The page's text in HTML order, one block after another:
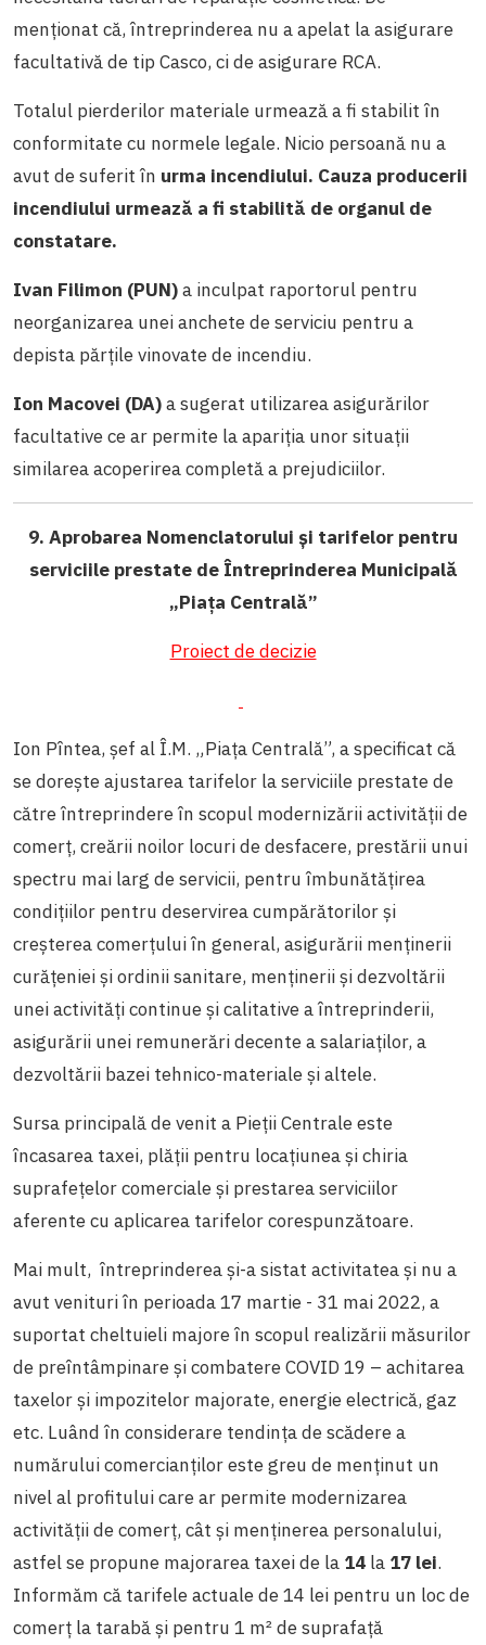
menționat că, întreprinderea nu a apelat la asigurare
facultativă de tip Casco, ci de asigurare RCA.
Totalul pierderilor materiale urmează a fi stabilit în
conformitate cu normele legale. Nicio persoană nu a
avut de suferit în urma incendiului. Cauza producerii
incendiului urmează a fi stabilită de organul de
constatare.
Ivan Filimon (PUN)a inculpat raportorul pentru
neorganizarea unei anchete de serviciu pentru a
depista părțile vinovate de incendiu.
Ion Macovei (DA)a sugerat utilizarea asigurărilor
facultative ce ar permite la apariția unor situații
similarea acoperirea completă a prejudiciilor.
9. Aprobarea Nomenclatorului și tarifelor pentru
serviciile prestate de Întreprinderea Municipală
„Piața Centrală”
Proiect de decizie
Ion Pîntea, șef al Î.M. „Piața Centrală”, a specificat că
se dorește ajustarea tarifelor la serviciile prestate de
către întreprindere în scopul modernizării activității de
comerț, creării noilor locuri de desfacere, prestării unui
spectru mai larg de servicii, pentru îmbunătățirea
condițiilor pentru deservirea cumpărătorilor și
creșterea comerțului în general, asigurării menținerii
curățeniei și ordinii sanitare, menținerii și dezvoltării
unei activități continue și calitative a întreprinderii,
asigurării unei remunerări decente a salariaților, a
dezvoltării bazei tehnico-materiale și altele.
Sursa principală de venit a Pieții Centrale este
încasarea taxei, plății pentru locațiunea și chiria
suprafețelor comerciale și prestarea serviciilor
aferente cu aplicarea tarifelor corespunzătoare.
Mai mult, întreprinderea și-a sistat activitatea și nu a
avut venituri în perioada 17 martie - 31 mai 2022, a
suportat cheltuieli majore în scopul realizării măsurilor
de preîntâmpinare și combatere COVID 19 – achitarea
taxelor și impozitelor majorate, energie electrică, gaz
etc. Luând în considerare tendința de scădere a
numărului comercianților este greu de menținut un
nivel al profitului care ar permite modernizarea
activității de comerț, cât și menținerea personalului,
astfel se propune majorarea taxei de la 14 la 17 lei.
Informăm că tarifele actuale de 14 lei pentru un loc de
comerț la tarabă și pentru 1 m² de suprafață